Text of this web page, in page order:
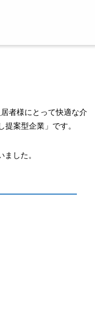
者様にとって快適な介
案型企業」です。
した。